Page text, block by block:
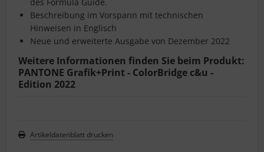
des Formula Guide.
Beschreibung im Vorspann mit technischen
Hinweisen in Englisch
Neue und erweiterte Ausgabe von Dezember 2022
Weitere Informationen finden Sie beim Produkt:
PANTONE Grafik+Print - ColorBridge c&u -
Edition 2022
Artikeldatenblatt drucken